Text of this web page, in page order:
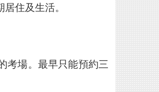
住及生活。
考場。最早只能預約三